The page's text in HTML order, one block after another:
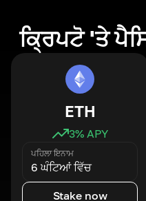
ਕ੍ਰਿਪਟੋ 'ਤੇ
ETH
3% APY
ਪਹਿਲਾ ਇਨਾਮ
6 ਘੰਟਿਆਂ ਵਿੱਚ
Stake now